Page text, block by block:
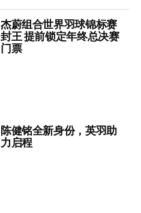
杰蔚组合世界羽球锦标赛
封王 提前锁定年终总决赛
门票
陈健铭全新身份，英羽助
力启程